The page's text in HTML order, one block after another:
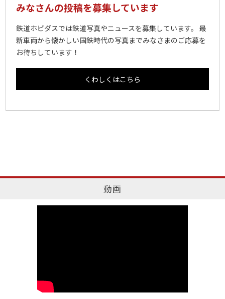
みなさんの投稿を募集しています
鉄道ホビダスでは鉄道写真やニュースを募集しています。 最
新車両から懐かしい国鉄時代の写真までみなさまのご応募を
お待ちしています！
くわしくはこちら
動画